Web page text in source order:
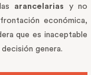
arancelarias
y no
económica,
que es inaceptable
genera.